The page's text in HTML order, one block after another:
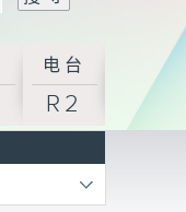
电台
R2